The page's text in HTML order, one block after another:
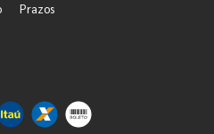
Prazos